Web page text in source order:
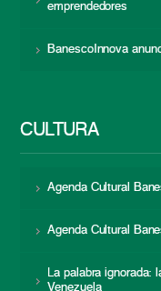
emprendedores
BanescoInnova
CULTURA
Agenda Cultural
Agenda Cultural
La palabra ignorada:
Venezuela